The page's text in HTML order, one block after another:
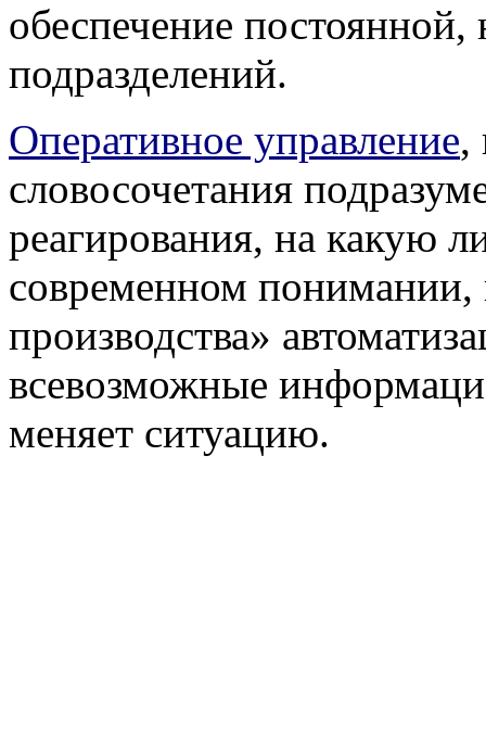
обеспечение постоянной,
подразделений.
Оперативное управление,
словосочетания
реагирования, на какую
современном
производства»
всевозможные
меняет ситуацию.